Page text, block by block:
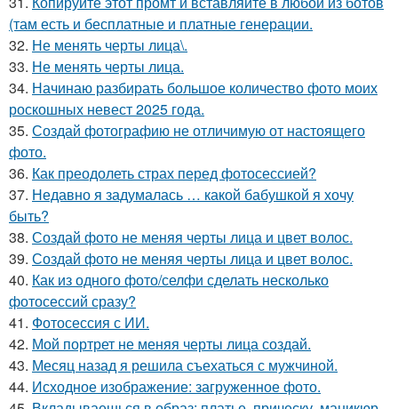
(там есть и бесплатные и платные генерации.
32. Не менять черты лица\.
33. Не менять черты лица.
34. Начинаю разбирать большое количество фото моих
роскошных невест 2025 года.
35. Создай фотографию не отличимую от настоящего
фото.
36. Как преодолеть страх перед фотосессией?
37. Недавно я задумалась … какой бабушкой я хочу
быть?
38. Создай фото не меняя черты лица и цвет волос.
39. Создай фото не меняя черты лица и цвет волос.
40. Как из одного фото/селфи сделать несколько
фотосессий сразу?
41. Фотосессия с ИИ.
42. Мой портрет не меняя черты лица создай.
43. Месяц назад я решила съехаться с мужчиной.
44. Исходное изображение: загруженное фото.